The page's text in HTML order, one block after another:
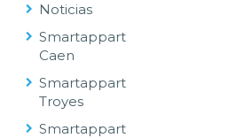
Noticias
Smartappart
Caen
Smartappart
Troyes
Smartappart